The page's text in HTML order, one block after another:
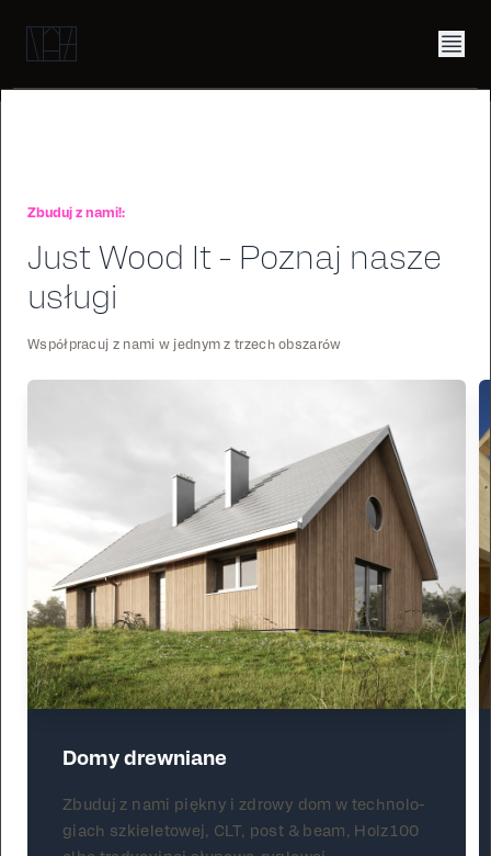
Zbuduj z nami!:
Just Wood It - Poznaj nasze
usługi
Współpracuj z nami w jednym z trzech obszarów
Domy drewniane
Zbuduj z nami piękny i zdrowy dom w tech­nolo­
giach szkiele­towej, CLT, post & beam, Holz100